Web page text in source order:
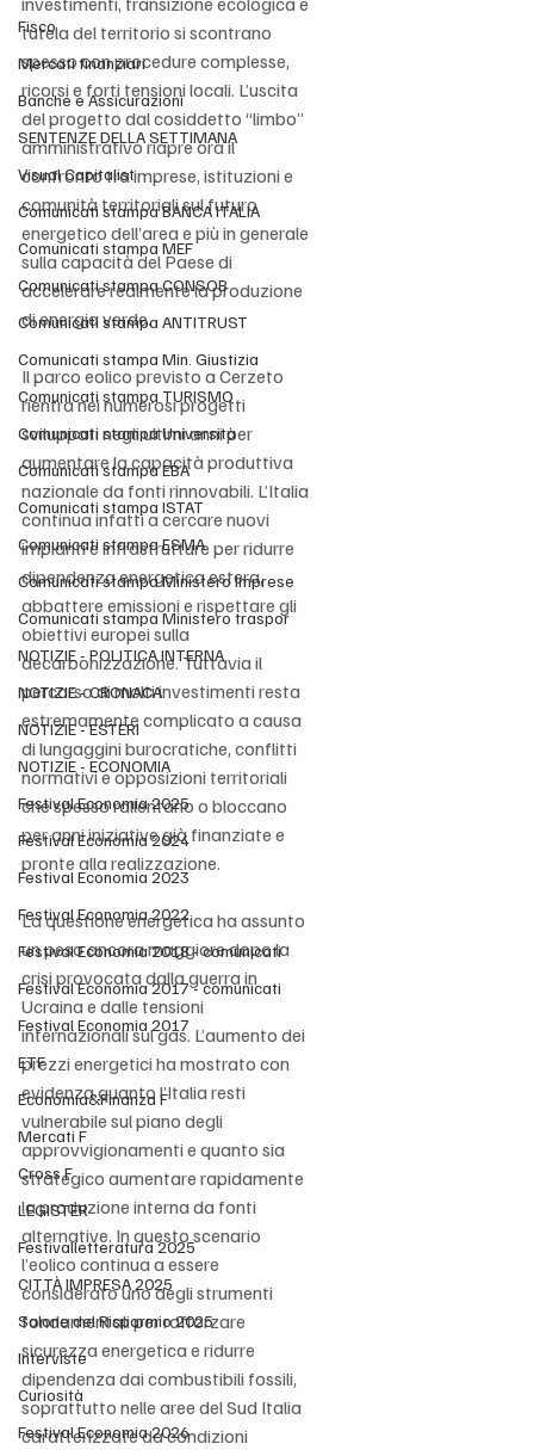
Fisco
Mercati finanziari
Banche e Assicurazioni
SENTENZE DELLA SETTIMANA
Visual Capitalist
Comunicati stampa BANCA ITALIA
Comunicati stampa MEF
Comunicati stampa CONSOB
Comunicati stampa ANTITRUST
Comunicati stampa Min. Giustizia
Comunicati stampa TURISMO
Comunicati stampa Università
Comunicati stampa EBA
Comunicati stampa ISTAT
Comunicati stampa ESMA
Comunicati stampa Ministero Imprese
Comunicati stampa Ministero traspor
NOTIZIE - POLITICA INTERNA
NOTIZIE - CRONACA
NOTIZIE - ESTERI
NOTIZIE - ECONOMIA
Festival Economia 2025
Festival Economia 2024
Festival Economia 2023
Festival Economia 2022
Festival Economia 2018 - comunicati
Festival Economia 2017 - comunicati
Festival Economia 2017
ETF
Economia&Finanza F
Mercati F
Cross F
LEGISTER
Festivalletteratura 2025
CITTÀ IMPRESA 2025
Salone del Risparmio 2025
Interviste
Curiosità
Festival Economia 2026
tutela del territorio si scontrano
spesso con procedure complesse,
ricorsi e forti tensioni locali. L’uscita
del progetto dal cosiddetto “limbo”
amministrativo riapre ora il
confronto tra imprese, istituzioni e
comunità territoriali sul futuro
energetico dell’area e più in generale
sulla capacità del Paese di
accelerare realmente la produzione
di energia verde.
Il parco eolico previsto a Cerzeto
rientra nei numerosi progetti
sviluppati negli ultimi anni per
aumentare la capacità produttiva
nazionale da fonti rinnovabili. L’Italia
continua infatti a cercare nuovi
impianti e infrastrutture per ridurre
dipendenza energetica estera,
abbattere emissioni e rispettare gli
obiettivi europei sulla
decarbonizzazione. Tuttavia il
percorso di molti investimenti resta
estremamente complicato a causa
di lungaggini burocratiche, conflitti
normativi e opposizioni territoriali
che spesso rallentano o bloccano
per anni iniziative già finanziate e
pronte alla realizzazione.
La questione energetica ha assunto
un peso ancora maggiore dopo la
crisi provocata dalla guerra in
Ucraina e dalle tensioni
internazionali sul gas. L’aumento dei
prezzi energetici ha mostrato con
evidenza quanto l’Italia resti
vulnerabile sul piano degli
approvvigionamenti e quanto sia
strategico aumentare rapidamente
la produzione interna da fonti
alternative. In questo scenario
l’eolico continua a essere
considerato uno degli strumenti
fondamentali per rafforzare
sicurezza energetica e ridurre
dipendenza dai combustibili fossili,
soprattutto nelle aree del Sud Italia
caratterizzate da condizioni